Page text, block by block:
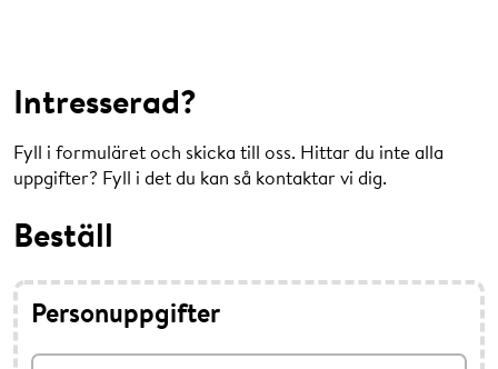
Intresserad?
Fyll i formuläret och skicka till oss. Hittar du inte alla
uppgifter? Fyll i det du kan så kontaktar vi dig.
Beställ
Personuppgifter